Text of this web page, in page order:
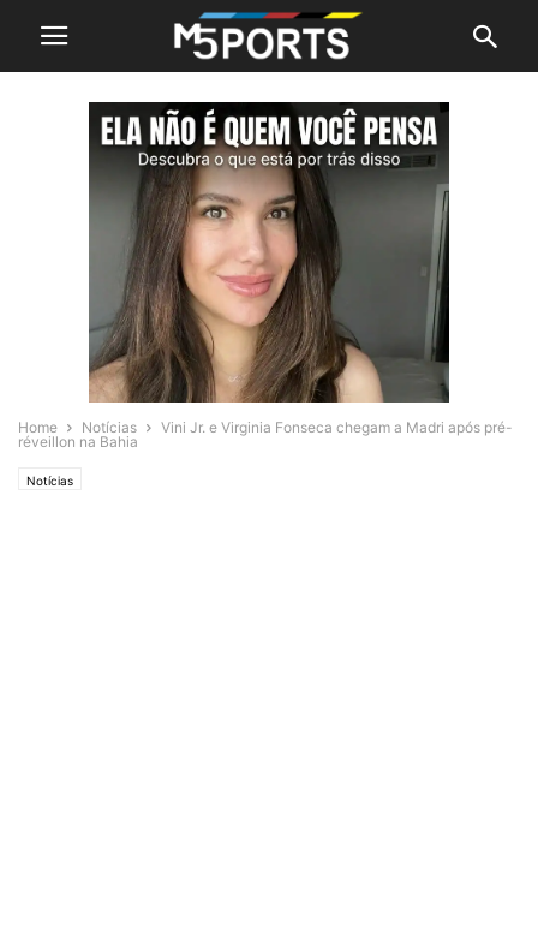
Home Notícias
Vini Jr. e Virginia Fonseca chegam a Madri após pré-
réveillon na Bahia
Notícias